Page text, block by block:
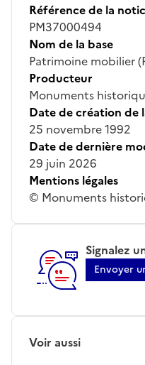
Référence de la
PM37000494
Nom de la base
Patrimoine mobilier
Producteur
Monuments
Date de création de
25 novembre 1992
Date de dernière
29 juin 2026
Mentions légales
© Monuments
Signalez
Envoyer
Voir aussi